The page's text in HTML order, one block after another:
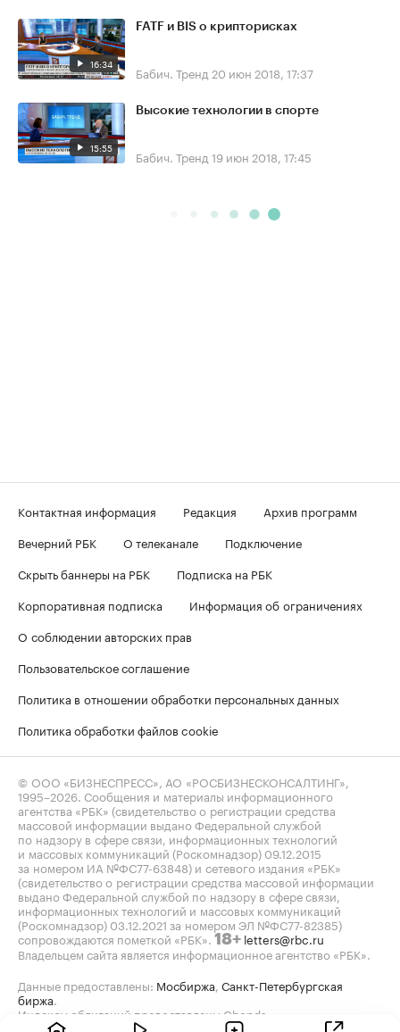
16:34
FATF и BIS о крипторисках
Бабич. Тренд 20 июн 2018, 17:37
15:55
Высокие технологии в спорте
Бабич. Тренд 19 июн 2018, 17:45
Контактная информация Редакция
Архив программ
Вечерний РБК
О телеканале
Подключение
Скрыть баннеры на РБК
Подписка на РБК
Корпоративная подписка
Информация об ограничениях
О соблюдении авторских прав
Пользовательское соглашение
Политика в отношении обработки персональных данных
Политика обработки файлов cookie
© ООО «БИЗНЕСПРЕСС», АО «РОСБИЗНЕСКОНСАЛТИНГ»,
1995–2026 . Сообщения и материалы информационного
агентства «РБК» (свидетельство о регистрации средства
массовой информации выдано Федеральной службой
по надзору в сфере связи, информационных технологий
и массовых коммуникаций (Роскомнадзор) 09.12.2015
за номером ИА №ФС77-63848) и сетевого издания «РБК»
(свидетельство о регистрации средства массовой информации
выдано Федеральной службой по надзору в сфере связи,
информационных технологий и массовых коммуникаций
(Роскомнадзор) 03.12.2021 за номером ЭЛ №ФС77-82385)
сопровождаются пометкой «РБК». 18+ letters@rbc.ru
Владельцем сайта является информационное агентство «РБК».
Данные предоставлены: Мосбиржа Санкт-Петербургская
биржа
Индексы облигаций предоставлены Cbonds.